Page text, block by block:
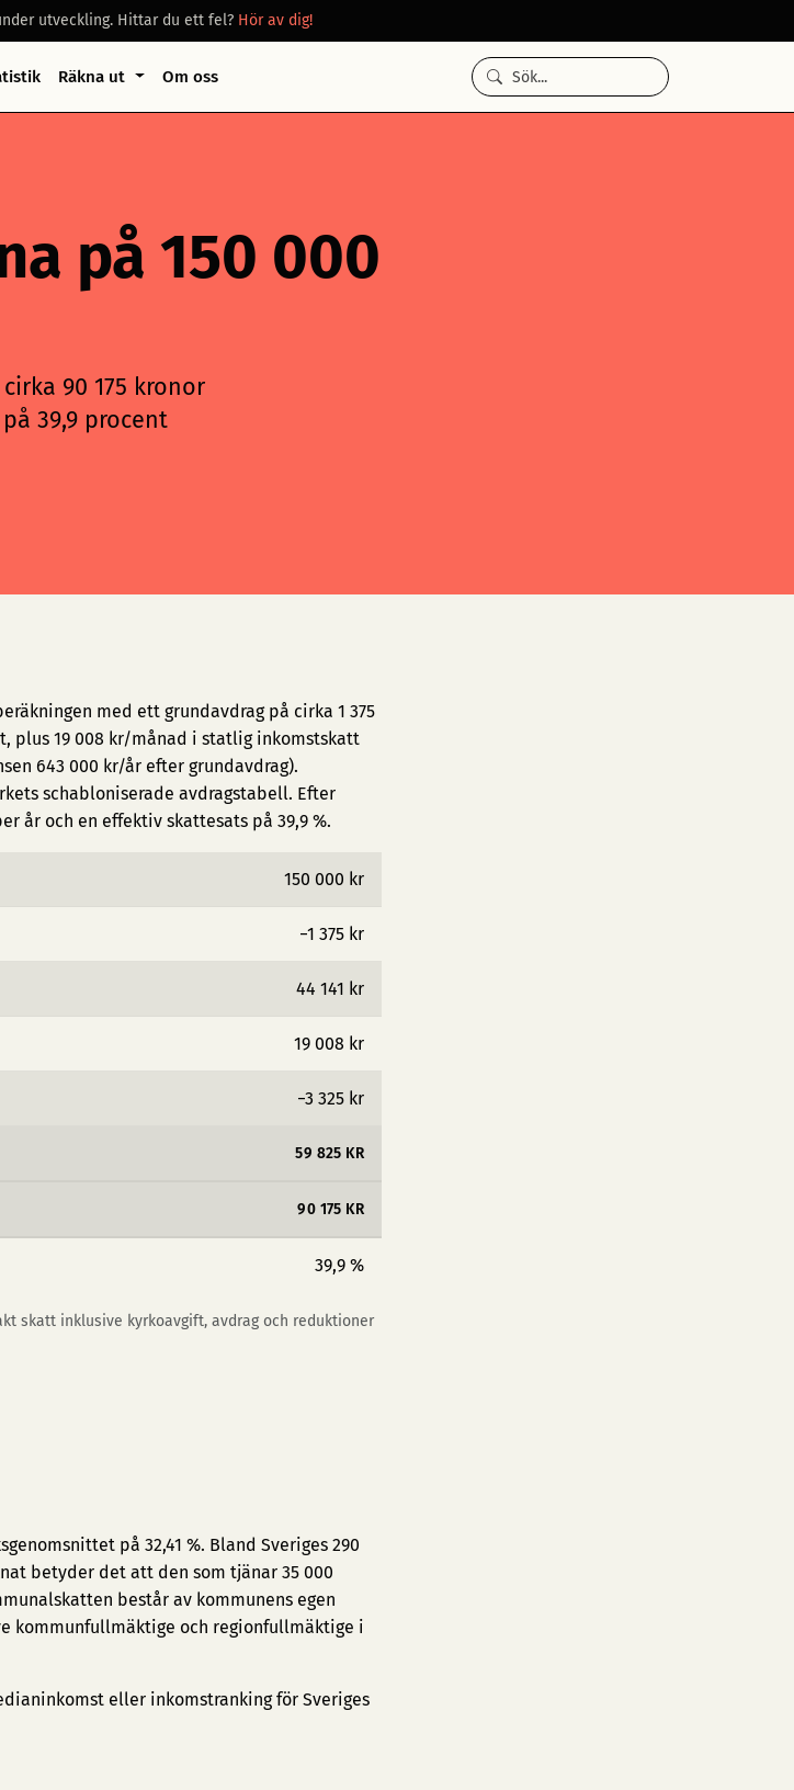
utveckling. Hittar du ett fel? Hör av dig!
Räkna ut Om oss
på 150 000
90 175 kronor
39,9 procent
med ett grundavdrag på cirka 1 375
plus 19 008 kr/månad i statlig inkomstskatt
643 000 kr/år efter grundavdrag).
schabloniserade avdragstabell. Efter
år och en effektiv skattesats på 39,9 %.
150 000 kr
−1 375 kr
44 141 kr
19 008 kr
−3 325 kr
59 825 KR
90 175 KR
39,9 %
skatt inklusive kyrkoavgift, avdrag och reduktioner
på 32,41 %. Bland Sveriges 290
betyder det att den som tjänar 35 000
består av kommunens egen
kommunfullmäktige och regionfullmäktige i
eller inkomstranking för Sveriges